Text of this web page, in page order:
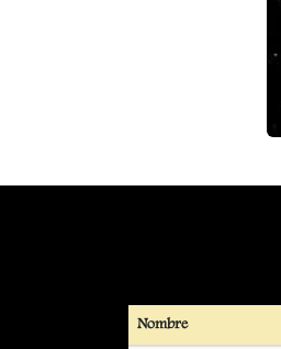
Nombre